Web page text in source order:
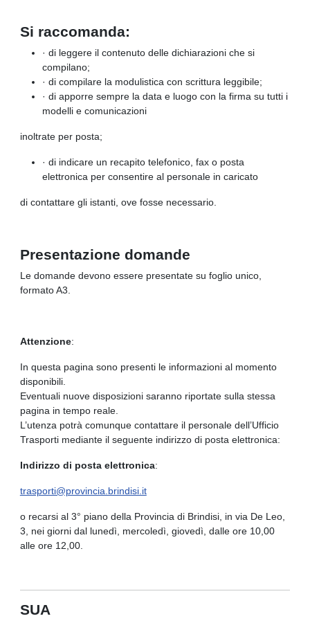
Si raccomanda:
· di leggere il contenuto delle dichiarazioni che si
compilano;
· di compilare la modulistica con scrittura leggibile;
· di apporre sempre la data e luogo con la firma su tutti i
modelli e comunicazioni
inoltrate per posta;
· di indicare un recapito telefonico, fax o posta
elettronica per consentire al personale in caricato
di contattare gli istanti, ove fosse necessario.
Presentazione domande
Le domande devono essere presentate su foglio unico,
formato A3.
Attenzione:
In questa pagina sono presenti le informazioni al momento
disponibili.
Eventuali nuove disposizioni saranno riportate sulla stessa
pagina in tempo reale.
L’utenza potrà comunque contattare il personale dell’Ufficio
Trasporti mediante il seguente indirizzo di posta elettronica:
Indirizzo di posta elettronica:
trasporti@provincia.brindisi.it
o recarsi al 3° piano della Provincia di Brindisi, in via De Leo,
3, nei giorni dal lunedì, mercoledì, giovedì, dalle ore 10,00
alle ore 12,00.
SUA